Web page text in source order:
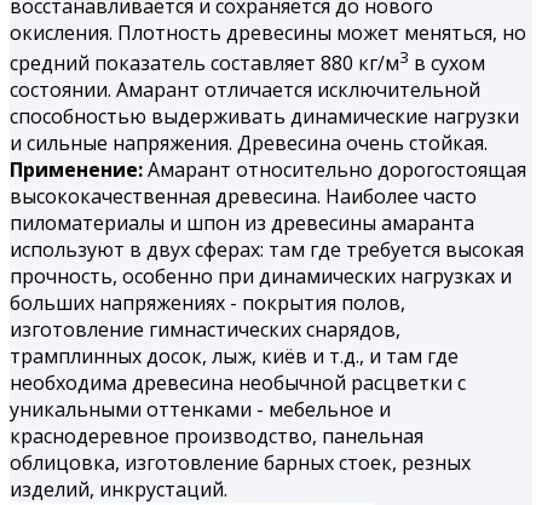
восстанавливается и сохраняется до нового
окисления. Плотность древесины может меняться, но
средний показатель составляет 880 кг/м3 в сухом
состоянии. Амарант отличается исключительной
способностью выдерживать динамические нагрузки
и сильные напряжения. Древесина очень стойкая.
Применение:Амарант относительно дорогостоящая
высококачественная древесина. Наиболее часто
пиломатериалы и шпон из древесины амаранта
используют в двух сферах: там где требуется высокая
прочность, особенно при динамических нагрузках и
больших напряжениях - покрытия полов,
изготовление гимнастических снарядов,
трамплинных досок, лыж, киёв и т.д., и там где
необходима древесина необычной расцветки с
уникальными оттенками - мебельное и
краснодеревное производство, панельная
облицовка, изготовление барных стоек, резных
изделий, инкрустаций.